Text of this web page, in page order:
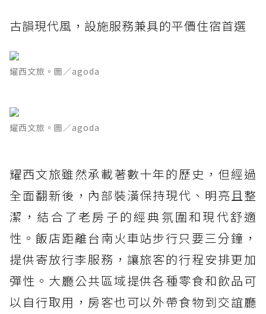
古韻現代風，設施服務兼具的平價住宿首選
耀西文旅。圖／agoda
耀西文旅。圖／agoda
耀西文旅雖然承載著數十年的歷史，但經過
全面翻新後，內部裝潢保持現代、明亮且整
潔，結合了老房子的經典氛圍和現代舒適
性。飯店距離台南火車站步行只要三分鐘，
提供寄放行李服務，讓旅客的行程安排更加
彈性。大廳公共區域提供各種零食和飲品可
以自行取用，房客也可以外帶食物到交誼廳